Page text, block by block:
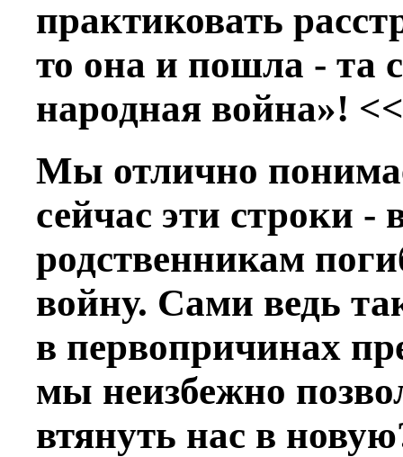
практиковать
то она и пошла - та
народная война»!
Мы отлично
сейчас эти строки -
родственникам
войну. Сами ведь
в первопричинах
мы неизбежно
втянуть нас в